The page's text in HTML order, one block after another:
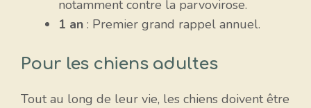
notamment contre la parvovirose.
1 an : Premier grand rappel annuel.
Pour les chiens adultes
Tout au long de leur vie, les chiens doivent être